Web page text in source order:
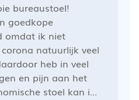
bureaustoel!
goedkope
omdat ik niet
natuurlijk veel
heb in veel
en pijn aan het
stoel kan i...